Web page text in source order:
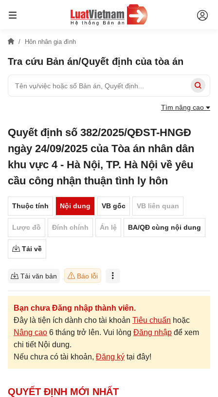
Hôn nhân gia đình
Tra cứu Bản án/Quyết định của tòa án
Tìm nâng cao
Quyết định số 382/2025/QĐST-HNGĐ
ngày 24/09/2025 của Tòa án nhân dân
khu vực 4 - Hà Nội, TP. Hà Nội về yêu
cầu công nhận thuận tình ly hôn
Thuộc tính Nội dung VB gốc VB liên quan
Lược đồ Đính chính Án lệ BA/QĐ cùng nội dung
Tải về
Tải văn bản Báo lỗi
Bạn chưa Đăng nhập thành viên.
Đây là tiện ích dành cho tài khoản Tiêu chuẩn hoặc
Nâng cao 6 tháng trở lên. Vui lòng Đăng nhập để xem
chi tiết Nội dung.
Nếu chưa có tài khoản, Đăng ký tại đây!
QUYẾT ĐỊNH MỚI NHẤT